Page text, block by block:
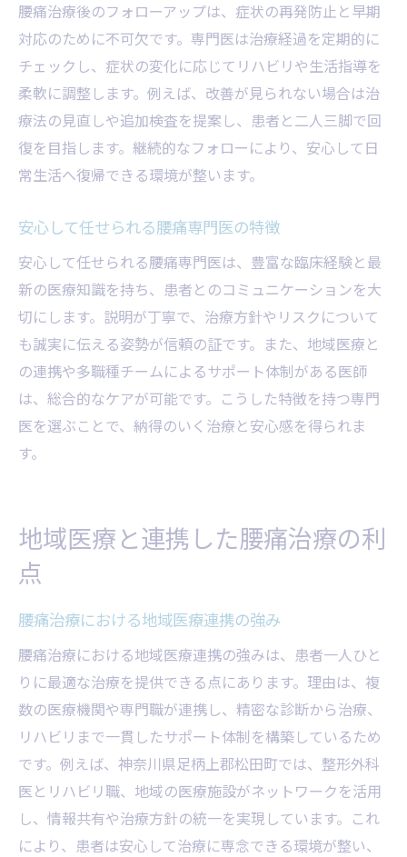
腰痛治療後のフォローアップは、症状の再発防止と早期
対応のために不可欠です。専門医は治療経過を定期的に
チェックし、症状の変化に応じてリハビリや生活指導を
柔軟に調整します。例えば、改善が見られない場合は治
療法の見直しや追加検査を提案し、患者と二人三脚で回
復を目指します。継続的なフォローにより、安心して日
常生活へ復帰できる環境が整います。
安心して任せられる腰痛専門医の特徴
安心して任せられる腰痛専門医は、豊富な臨床経験と最
新の医療知識を持ち、患者とのコミュニケーションを大
切にします。説明が丁寧で、治療方針やリスクについて
も誠実に伝える姿勢が信頼の証です。また、地域医療と
の連携や多職種チームによるサポート体制がある医師
は、総合的なケアが可能です。こうした特徴を持つ専門
医を選ぶことで、納得のいく治療と安心感を得られま
す。
地域医療と連携した腰痛治療の利
点
腰痛治療における地域医療連携の強み
腰痛治療における地域医療連携の強みは、患者一人ひと
りに最適な治療を提供できる点にあります。理由は、複
数の医療機関や専門職が連携し、精密な診断から治療、
リハビリまで一貫したサポート体制を構築しているため
です。例えば、神奈川県足柄上郡松田町では、整形外科
医とリハビリ職、地域の医療施設がネットワークを活用
し、情報共有や治療方針の統一を実現しています。これ
により、患者は安心して治療に専念できる環境が整い、